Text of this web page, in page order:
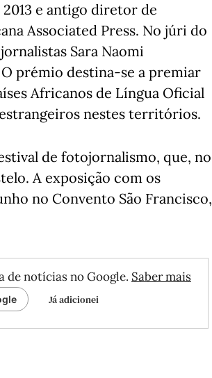
e antigo diretor de
Associated Press. No júri do
Sara Naomi
prémio destina-se a premiar
Africanos de Língua Oficial
nestes territórios.
de fotojornalismo, que, no
A exposição com os
no Convento São Francisco,
de notícias no Google. Saber mais
Já adicionei